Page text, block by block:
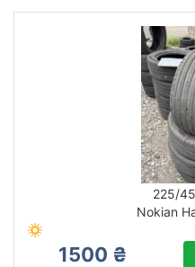
225/
Nokian
1500 ₴